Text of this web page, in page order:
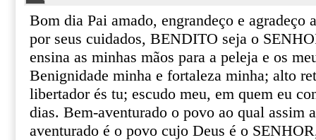
Bom dia Pai amado, engrandeço e agradeço
por seus cuidados, BENDITO seja o
ensina as minhas mãos para a peleja e os
Benignidade minha e fortaleza minha; alto
libertador és tu; escudo meu, em quem eu
dias. Bem-aventurado o povo ao qual assim
aventurado é o povo cujo Deus é o